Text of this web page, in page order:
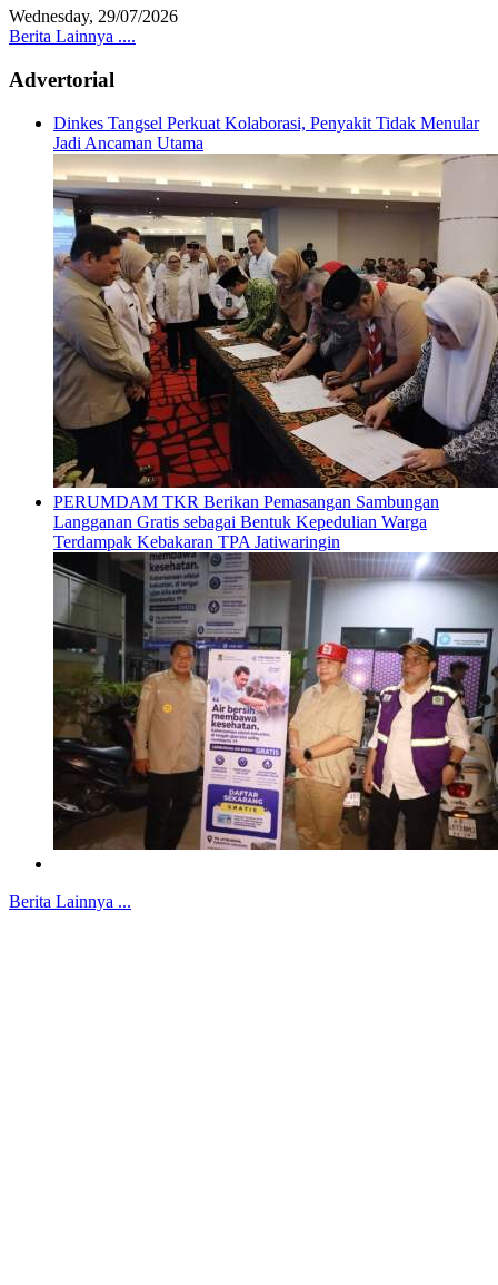
Wednesday, 29/07/2026
Berita Lainnya ....
Advertorial
Dinkes Tangsel Perkuat Kolaborasi, Penyakit Tidak Menular
Jadi Ancaman Utama
PERUMDAM TKR Berikan Pemasangan Sambungan
Langganan Gratis sebagai Bentuk Kepedulian Warga
Terdampak Kebakaran TPA Jatiwaringin
Berita Lainnya ...